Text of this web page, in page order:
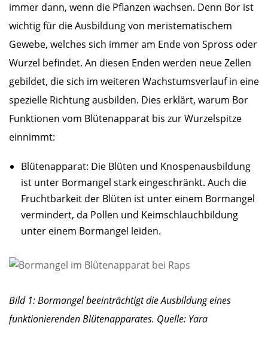
immer dann, wenn die Pflanzen wachsen. Denn Bor ist
wichtig für die Ausbildung von meristematischem
Gewebe, welches sich immer am Ende von Spross oder
Wurzel befindet. An diesen Enden werden neue Zellen
gebildet, die sich im weiteren Wachstumsverlauf in eine
spezielle Richtung ausbilden. Dies erklärt, warum Bor
Funktionen vom Blütenapparat bis zur Wurzelspitze
einnimmt:
Blütenapparat: Die Blüten und Knospenausbildung
ist unter Bormangel stark eingeschränkt. Auch die
Fruchtbarkeit der Blüten ist unter einem Bormangel
vermindert, da Pollen und Keimschlauchbildung
unter einem Bormangel leiden.
Bild 1: Bormangel beeinträchtigt die Ausbildung eines
funktionierenden Blütenapparates. Quelle: Yara